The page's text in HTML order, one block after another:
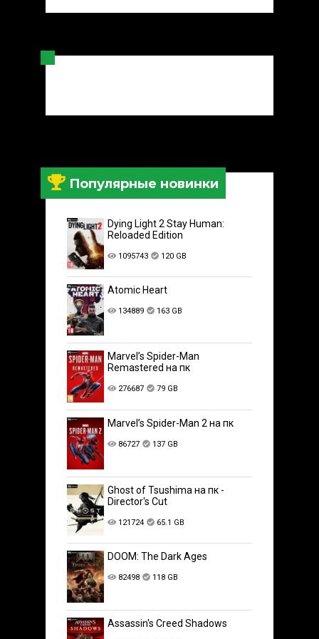
Популярные новинки
Dying Light 2 Stay Human:
Reloaded Edition
1095743 120 GB
Atomic Heart
134889 163 GB
Marvel’s Spider-Man
Remastered на пк
276687 79 GB
Marvel’s Spider-Man 2 на пк
86727 137 GB
Ghost of Tsushima на пк -
Director's Cut
121724 65.1 GB
DOOM: The Dark Ages
82498 118 GB
Assassin's Creed Shadows